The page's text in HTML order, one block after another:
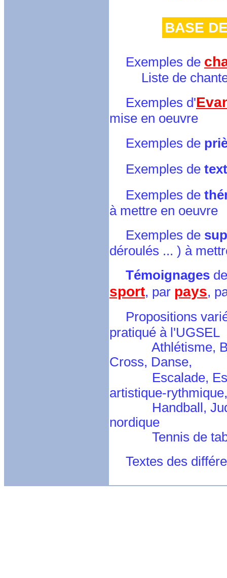
BASE
Exemples de
Liste de
Exemples d'
mise en oeuvre
Exemples de
Exemples de
Exemples de
à mettre en oeuvre
Exemples de
déroulés ... ) à
Témoignages
sport, par pays,
Propositions
pratiqué à l'UGSEL
Athlétisme,
Cross, Danse,
Escalade,
artistique-rythmique,
Handball, Judo,
nordique
Tennis de table,
Textes des